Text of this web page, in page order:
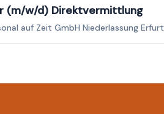
(m/w/d) Direktvermittlung
auf Zeit GmbH Niederlassung Erfurt